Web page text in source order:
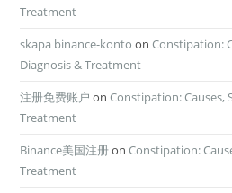
Treatment
skapa binance-konto on Constipation:
Diagnosis & Treatment
注册免费账户 on Constipation: Causes,
Treatment
Binance美国注册on Constipation:
Treatment